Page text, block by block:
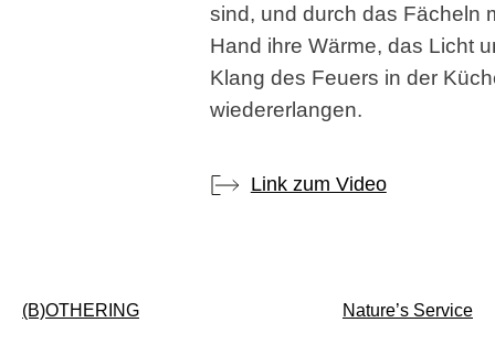
sind, und durch das Fächeln
Hand ihre Wärme, das Licht
Klang des Feuers in der
wiedererlangen.
Link zum Video
Beitragsnavigation
(B)OTHERING Nature’s Service